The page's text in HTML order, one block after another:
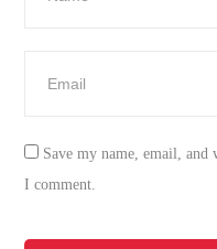
Save my name, email,
I comment.